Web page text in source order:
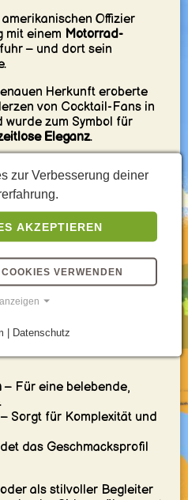
Offizier
mit einem Motorrad-
– und dort sein
Herkunft eroberte
von Cocktail-Fans in
wurde zum Symbol für
Eleganz.
so
derPerfektion in Balance
eine angenehme
wärmender Tiefe und
beliebten Drink für
– Für eine belebende,
Sorgt für Komplexität und
das Geschmacksprofil
als stilvoller Begleiter
zur Verbesserung deiner
AKZEPTIEREN
VERWENDEN
| Datenschutz